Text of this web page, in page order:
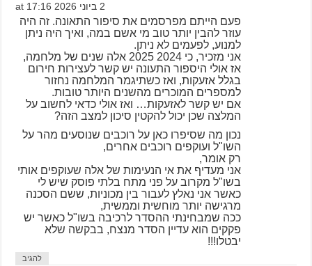
2 ביוני 2026 at 17:16
פעם הייתם מפרסמים את סיפור התאונה. זה היה
עוזר להבין יותר טוב מי אשם במה, ואיך היה ניתן
למנוע, לפעמים לא ניתן.
אני מזכיר, כי 2024 2025 אלה שנים של מלחמה,
אז אולי היספור התעונה יש קשר לעצירות חירום
בגלל אזעקות, ואז כשתיגמר המלחמה נחזור
למספרים המוכרים מהשנים היותר טובות.
אם יש קשר לאזעקות… ואז אולי כדאי לחשוב על
המלצה שכן יכול להקטין סיכון למצב הזה?
נכון מה שסיפרו כאן על רוכבים שנוסעים מהר על
השו"ל ועוקפים רוכבים אחרים,
רק אומר,
אני מעדיף את אי הנעימות של אלה שעוקפים אותי
בשו"ל מקרוב על פני מתח בלתי פוסק שיש לי
כאשר אני נאלץ לעבור בין מכוניות, ששם הסכנה
מרגישה יותר מוחשית וממשית,
ככה שמבחינתי ההסדר לרכיבה בשו"ל כאשר יש
פקקים הוא עדיין הסדר מנצח, בבקשה שלא
יבטלו!!!
להגיב